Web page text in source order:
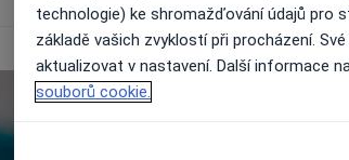
technologie) ke shromažďování údajů pro
základě vašich zvyklostí při procházení.
aktualizovat v nastavení. Další informace
souborů cookie.